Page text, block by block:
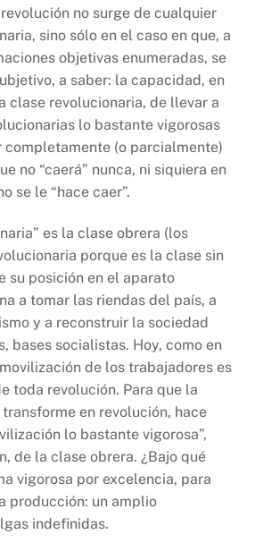
no surge de cualquier
sino sólo en el caso en que, a
objetivas enumeradas, se
a saber: la capacidad, en
clase revolucionaria, de llevar a
lo bastante vigorosas
completamente (o parcialmente)
no “caerá” nunca, ni siquiera en
se le “hace caer”.
es la clase obrera (los
porque es la clase sin
su posición en el aparato
a tomar las riendas del país, a
y a reconstruir la sociedad
bases socialistas. Hoy, como en
de los trabajadores es
toda revolución. Para que la
en revolución, hace
lo bastante vigorosa”,
de la clase obrera. ¿Bajo qué
vigorosa por excelencia, para
producción: un amplio
indefinidas.